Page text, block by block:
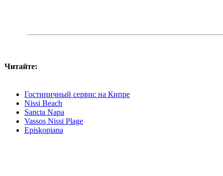
Читайте:
Гостиничный сервис на Кипре
Nissi Beach
Sancta Napa
Vassos Nissi Plage
Episkopiana